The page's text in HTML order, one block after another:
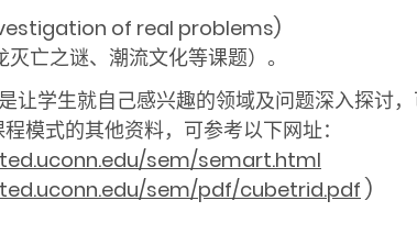
of real problems)
灭亡之谜、潮流文化等课题）。
让学生就自己感兴趣的领域及问题深入探讨
模式的其他资料，可参考以下网址：
sem/semart.html
sem/pdf/cubetrid.pdf )